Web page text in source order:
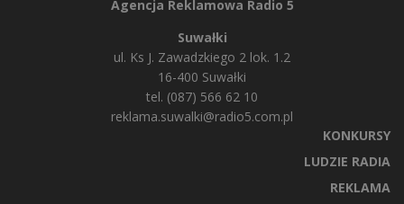
Agencja Reklamowa Radio 5
Suwałki
ul. Ks J. Zawadzkiego 2 lok. 1.2
16-400 Suwałki
tel. (087) 566 62 10
reklama.suwalki@radio5.com.pl
KONKURSY
LUDZIE RADIA
REKLAMA